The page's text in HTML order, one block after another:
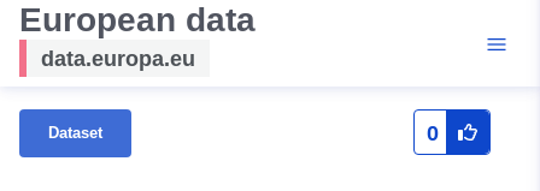
European data
data.europa.eu
Dataset 0